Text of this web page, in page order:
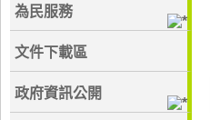
為民服務
文件下載區
政府資訊公開